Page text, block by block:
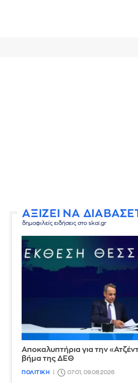
ΑΞΙΖΕΙ ΝΑ
δημοφιλείς ειδήσεις στο skai.gr
Αποκαλυπτήρια για την
βήμα της ΔΕΘ
ΠΟΛΙΤΙΚΗ 07:01, 09.08.2026